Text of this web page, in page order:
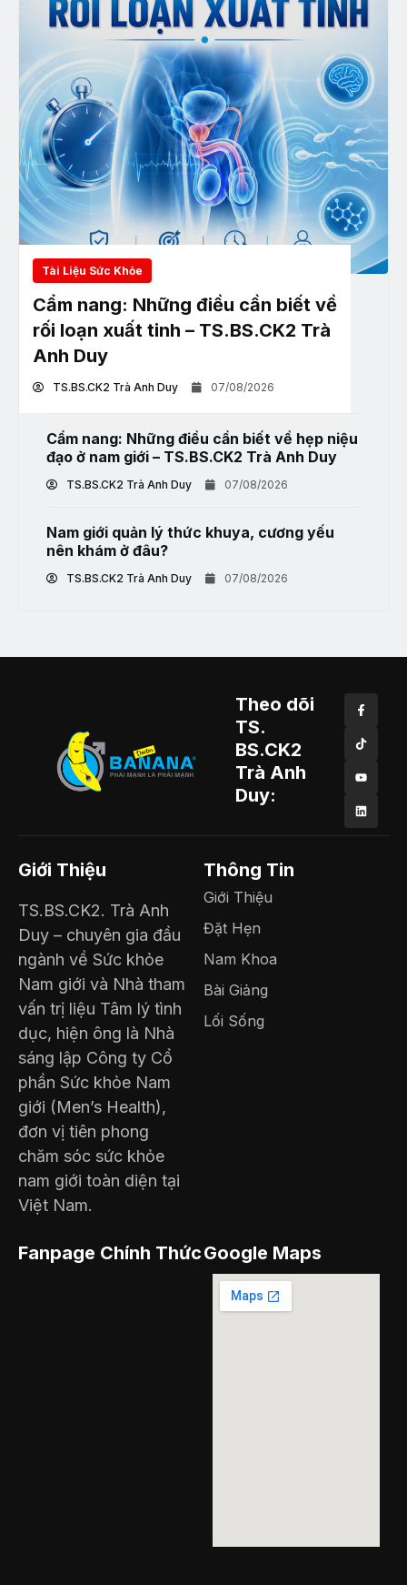
Tài Liệu Sức Khỏe
Cẩm nang: Những điều cần biết về
rối loạn xuất tinh – TS.BS.CK2 Trà
Anh Duy
TS.BS.CK2 Trà Anh Duy 07/08/2026
Cẩm nang: Những điều cần biết về hẹp niệu
đạo ở nam giới – TS.BS.CK2 Trà Anh Duy
TS.BS.CK2 Trà Anh Duy 07/08/2026
Nam giới quản lý thức khuya, cương yếu
nên khám ở đâu?
TS.BS.CK2 Trà Anh Duy 07/08/2026
Theo dõi
TS.
BS.CK2
Trà Anh
Duy:
Giới Thiệu
TS.BS.CK2. Trà Anh
Duy – chuyên gia đầu
ngành về Sức khỏe
Nam giới và Nhà tham
vấn trị liệu Tâm lý tình
dục, hiện ông là Nhà
sáng lập Công ty Cổ
phần Sức khỏe Nam
giới (Men’s Health),
đơn vị tiên phong
chăm sóc sức khỏe
nam giới toàn diện tại
Việt Nam.
Thông Tin
Giới Thiệu
Đặt Hẹn
Nam Khoa
Bài Giảng
Lối Sống
Fanpage Chính ThứcGoogle Maps